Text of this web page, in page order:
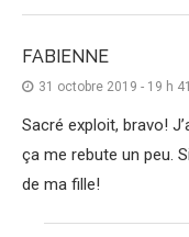
FABIENNE
31 octobre 2019 - 19 h
Sacré exploit, bravo!
ça me rebute un peu.
de ma fille!